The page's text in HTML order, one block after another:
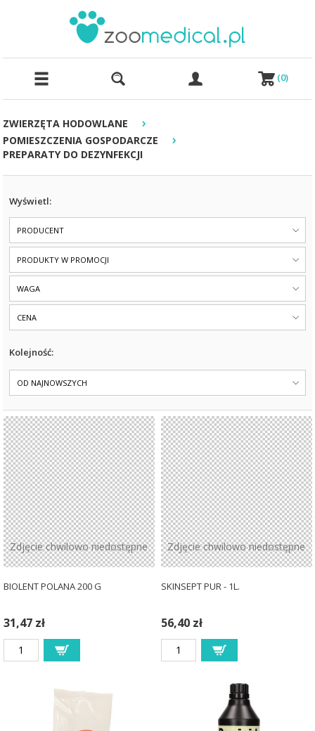
(0)
ZWIERZĘTA HODOWLANE ›
POMIESZCZENIA GOSPODARCZE ›
PREPARATY DO DEZYNFEKCJI
Wyświetl:
PRODUCENT
PRODUKTY W PROMOCJI
WAGA
CENA
Kolejność:
OD NAJNOWSZYCH
Zdjęcie chwilowo niedostępne
BIOLENT POLANA 200 G
31,47 zł
Zdjęcie chwilowo niedostępne
SKINSEPT PUR - 1L.
56,40 zł